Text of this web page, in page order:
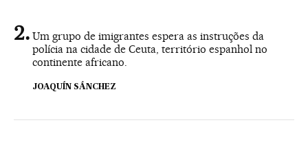
Um grupo de imigrantes espera as instruções da
polícia na cidade de Ceuta, território espanhol no
continente africano.
JOAQUÍN SÁNCHEZ